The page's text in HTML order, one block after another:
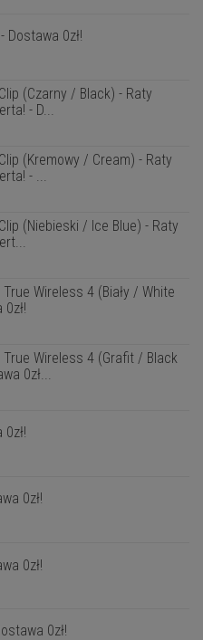
Dostawa 0zł!
(Czarny / Black) - Raty
- D...
(Kremowy / Cream) - Raty
- ...
(Niebieski / Ice Blue) - Raty
Wireless 4 (Biały / White
Wireless 4 (Grafit / Black
0zł...
0zł!
0zł!
0zł!